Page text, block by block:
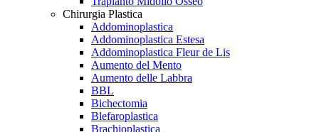
Chirurgia Plastica
Addominoplastica
Addominoplastica Estesa
Addominoplastica Fleur de Lis
Aumento del Mento
Aumento delle Labbra
BBL
Bichectomia
Blefaroplastica
Brachioplastica